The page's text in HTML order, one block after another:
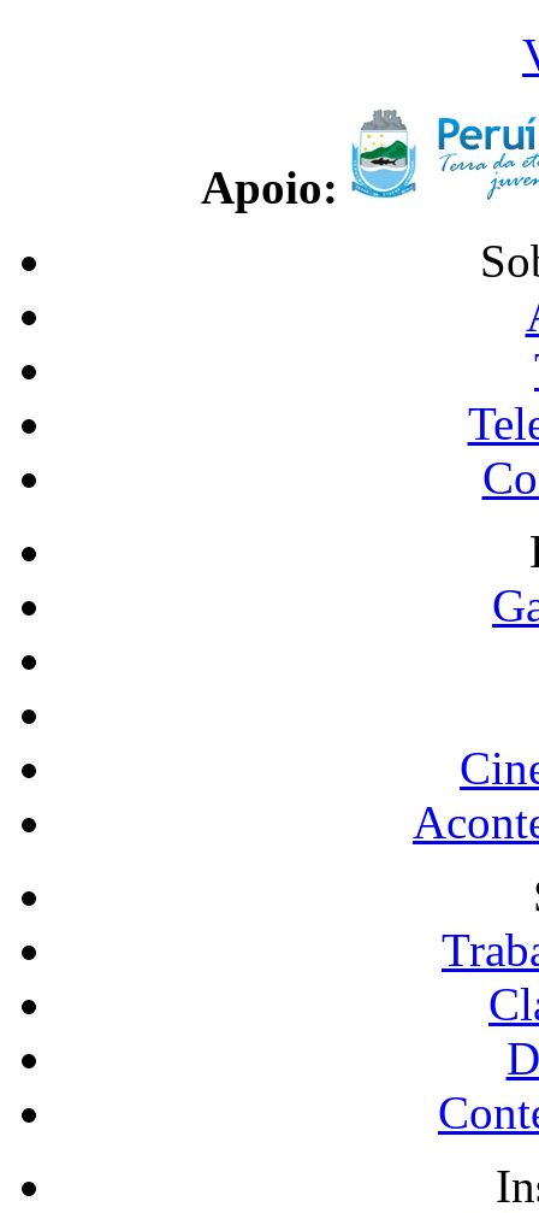
Apoio: